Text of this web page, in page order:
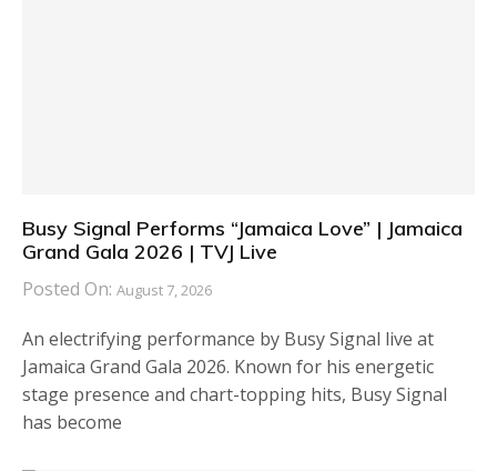
Busy Signal Performs “Jamaica Love” | Jamaica
Grand Gala 2026 | TVJ Live
Posted On: August 7, 2026
An electrifying performance by Busy Signal live at
Jamaica Grand Gala 2026. Known for his energetic
stage presence and chart-topping hits, Busy Signal
has become